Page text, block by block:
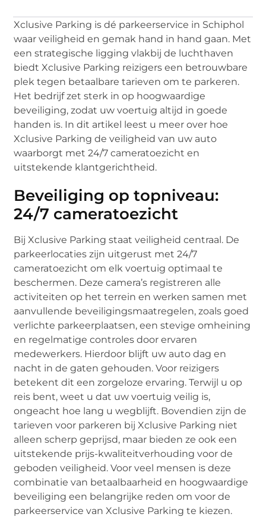
Xclusive Parking is dé parkeerservice in Schiphol
waar veiligheid en gemak hand in hand gaan. Met
een strategische ligging vlakbij de luchthaven
biedt Xclusive Parking reizigers een betrouwbare
plek tegen betaalbare tarieven om te parkeren.
Het bedrijf zet sterk in op hoogwaardige
beveiliging, zodat uw voertuig altijd in goede
handen is. In dit artikel leest u meer over hoe
Xclusive Parking de veiligheid van uw auto
waarborgt met 24/7 cameratoezicht en
uitstekende klantgerichtheid.
Beveiliging op topniveau:
24/7 cameratoezicht
Bij Xclusive Parking staat veiligheid centraal. De
parkeerlocaties zijn uitgerust met 24/7
cameratoezicht om elk voertuig optimaal te
beschermen. Deze camera’s registreren alle
activiteiten op het terrein en werken samen met
aanvullende beveiligingsmaatregelen, zoals goed
verlichte parkeerplaatsen, een stevige omheining
en regelmatige controles door ervaren
medewerkers. Hierdoor blijft uw auto dag en
nacht in de gaten gehouden. Voor reizigers
betekent dit een zorgeloze ervaring. Terwijl u op
reis bent, weet u dat uw voertuig veilig is,
ongeacht hoe lang u wegblijft. Bovendien zijn de
tarieven voor parkeren bij Xclusive Parking niet
alleen scherp geprijsd, maar bieden ze ook een
uitstekende prijs-kwaliteitverhouding voor de
geboden veiligheid. Voor veel mensen is deze
combinatie van betaalbaarheid en hoogwaardige
beveiliging een belangrijke reden om voor de
parkeerservice van Xclusive Parking te kiezen.